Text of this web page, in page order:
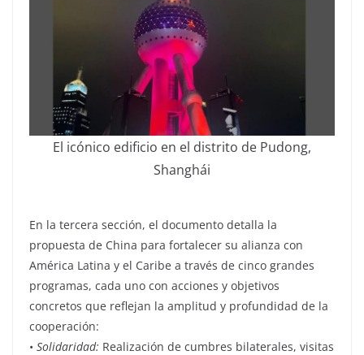
El icónico edificio en el distrito de Pudong,
Shanghái
En la tercera sección, el documento detalla la
propuesta de China para fortalecer su alianza con
América Latina y el Caribe a través de cinco grandes
programas, cada uno con acciones y objetivos
concretos que reflejan la amplitud y profundidad de la
cooperación:
• Solidaridad: Realización de cumbres bilaterales, visitas